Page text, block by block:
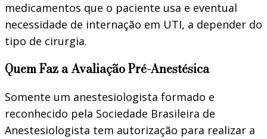
medicamentos que o paciente usa e eventual
necessidade de internação em UTI, a depender do
tipo de cirurgia.
Quem Faz a Avaliação Pré-Anestésica
Somente um anestesiologista formado e
reconhecido pela Sociedade Brasileira de
Anestesiologista tem autorização para realizar a